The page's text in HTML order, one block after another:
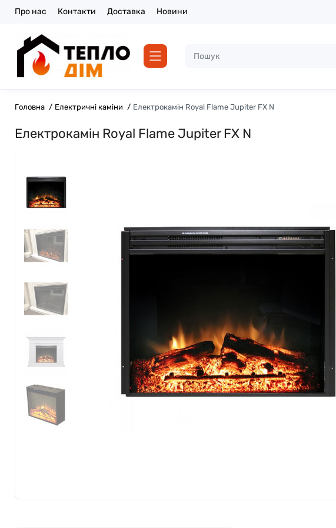
Про нас Контакти Доставка Новини
Головна Електричні каміни Електрокамін Royal Flame Jupiter FX N
Електрокамін Royal Flame Jupiter FX N